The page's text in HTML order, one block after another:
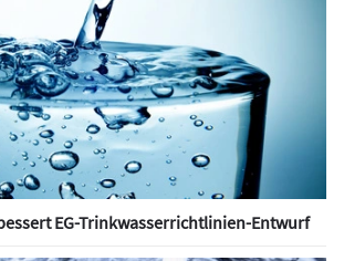
EG-Trinkwasserrichtlinien-Entwurf